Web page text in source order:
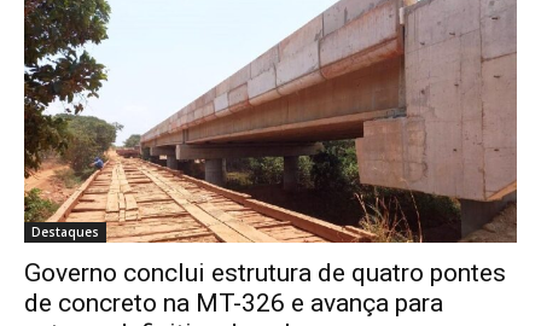
Destaques
Governo conclui estrutura de quatro pontes
de concreto na MT-326 e avança para